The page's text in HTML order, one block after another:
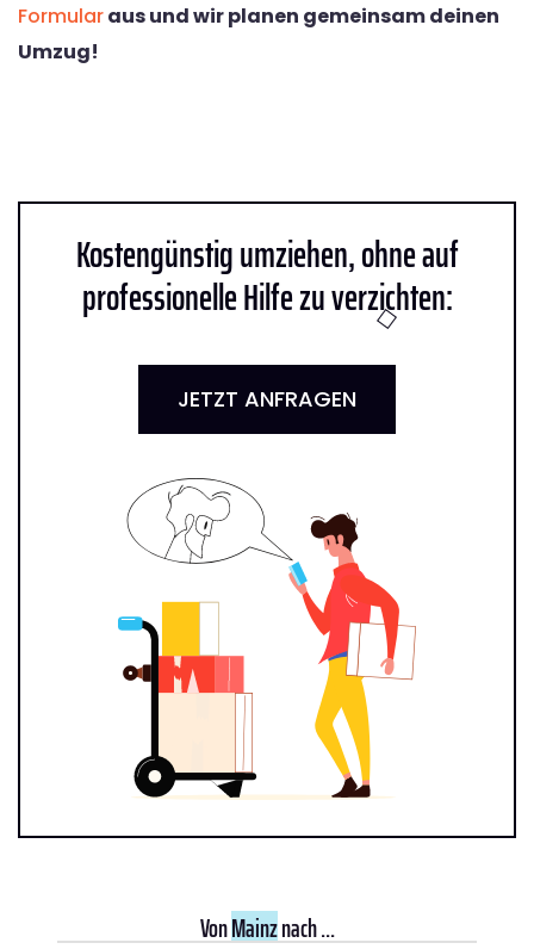
Formularaus und wir planen gemeinsam deinen
Umzug!
Kostengünstig umziehen, ohne auf
professionelle Hilfe zu verzichten:
JETZT ANFRAGEN
VonMainznach ...